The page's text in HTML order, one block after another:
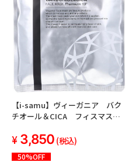
【i-samu】ヴィーガニア バク
チオール＆CICA フィスマス
3,850 (税込)
50%OFF